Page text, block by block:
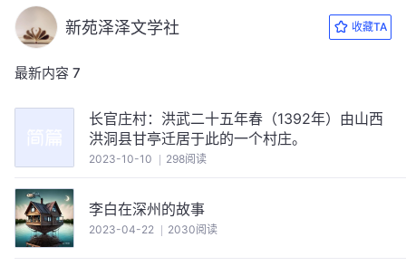
新苑泽泽文学社 收藏TA
最新内容 7
长官庄村：洪武二十五年春（1392年）由山西
洪洞县甘亭迁居于此的一个村庄。
2023-10-10 298阅读
李白在深州的故事
2023-04-22 2030阅读